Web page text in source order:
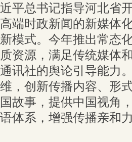
近平总书记指导河北省
高端时政新闻的新媒体
新模式。今年推出常态
质资源，满足传统媒体
通讯社的舆论引导能力
维，创新传播内容、形
国故事，提供中国视角
语体系，增强传播亲和